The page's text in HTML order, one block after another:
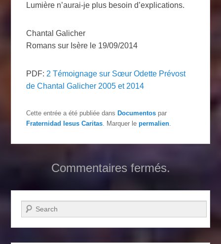
Lumière n’aurai-je plus besoin d’explications.
Chantal Galicher
Romans sur Isère le 19/09/2014
PDF: 2 Témoignage sur Sœur Odette Prévost
de Chantal Galicher 2005 et 2014
Cette entrée a été publiée dans Documentos par
Fraternidad Iesus Caritas . Marquer lepermalien
Commentaires fermés.
Recherche